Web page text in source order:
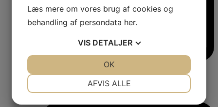
Køle-/fryseskabe
Fritstående køle-/fryseskabe
Integrerbare køle-/fryseskabe
Køleskabe med fryseboks
Læs mere om vores brug af cookies og
behandling af persondata her.
VIS DETALJER
AFVIS ALLE
OK